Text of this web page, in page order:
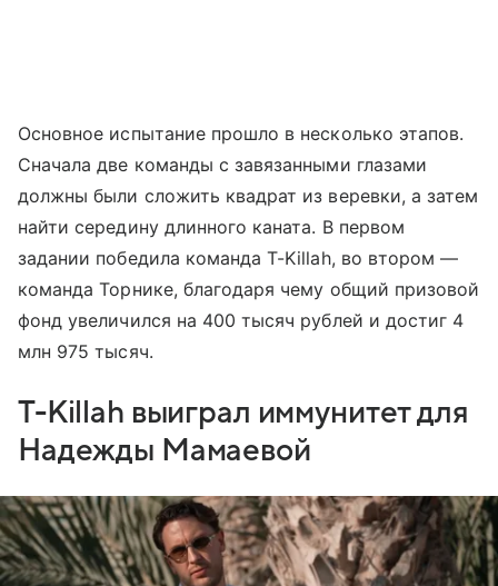
Основное испытание прошло в несколько этапов.
Сначала две команды с завязанными глазами
должны были сложить квадрат из веревки, а затем
найти середину длинного каната. В первом
задании победила команда T-Killah, во втором —
команда Торнике, благодаря чему общий призовой
фонд увеличился на 400 тысяч рублей и достиг 4
млн 975 тысяч.
T-Killah выиграл иммунитет для
Надежды Мамаевой